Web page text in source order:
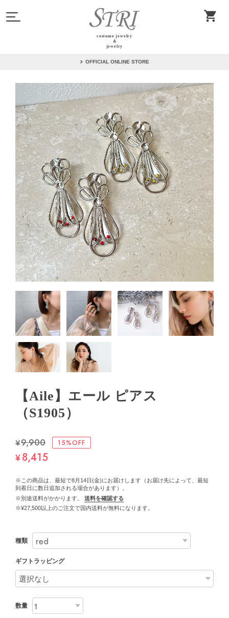
costume jewelry
＆
jewelry
OFFICIAL ONLINE STORE
【Aile】エール ピアス
（S1905）
¥9,900 15%OFF
¥8,415
※この商品は、最短で8月14日(金)にお届けします（お届け先によって、最短
到着日に数日追加される場合があります）。
※別途送料がかかります。
送料を確認する
※¥27,500以上のご注文で国内送料が無料になります。
種類
ギフトラッピング
数量